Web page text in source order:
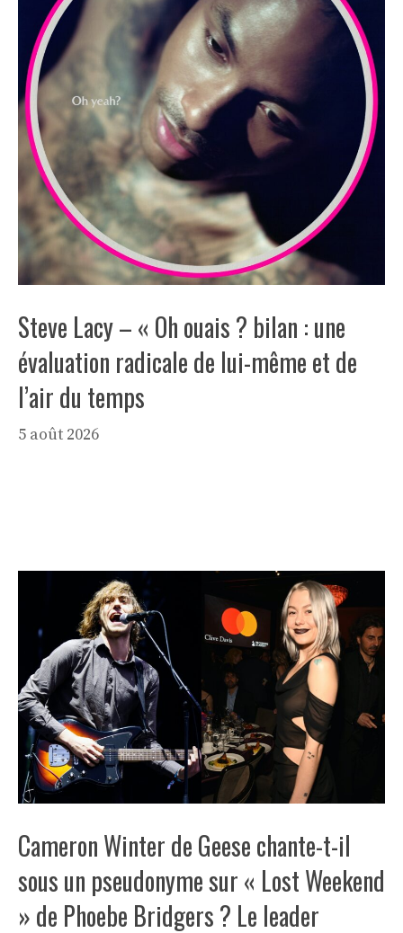
Steve Lacy – « Oh ouais ? bilan : une
évaluation radicale de lui-même et de
l’air du temps
5 août 2026
Cameron Winter de Geese chante-t-il
sous un pseudonyme sur « Lost Weekend
» de Phoebe Bridgers ? Le leader